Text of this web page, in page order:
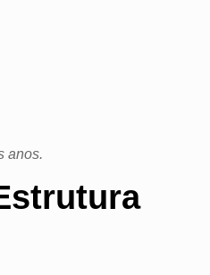
anos.